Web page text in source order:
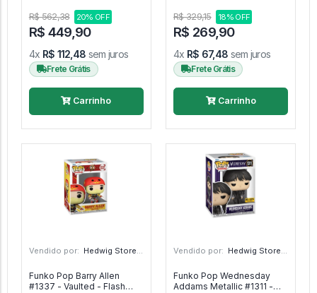
Mission Breakout! #491
R$ 562,38 20% OFF
R$ 449,90
4x R$ 112,48 sem juros
Frete Grátis
Carrinho
R$ 329,15
18% OFF
R$ 269,90
4x R$ 67,48 sem juros
Frete Grátis
Carrinho
Vendido por: Hedwig Store - SP
Funko Pop Barry Allen
#1337 - Vaulted - Flash
Vendido por: Hedwig Store - SP
Funko Pop Wednesday
Addams Metallic #1311 -